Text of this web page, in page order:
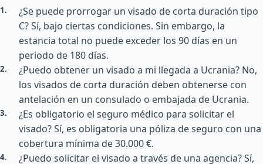
¿Se puede prorrogar un visado de corta duración tipo
C? Sí, bajo ciertas condiciones. Sin embargo, la
estancia total no puede exceder los 90 días en un
periodo de 180 días.
¿Puedo obtener un visado a mi llegada a Ucrania? No,
los visados de corta duración deben obtenerse con
antelación en un consulado o embajada de Ucrania.
¿Es obligatorio el seguro médico para solicitar el
visado? Sí, es obligatoria una póliza de seguro con una
cobertura mínima de 30.000 €.
¿Puedo solicitar el visado a través de una agencia? Sí,